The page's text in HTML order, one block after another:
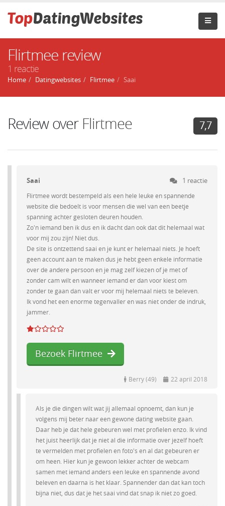
Flirtmee review
1 reactie
Home Datingwebsites Flirtmee Saai
Review over Flirtmee 7,7
Saai 1 reactie
Flirtmee wordt bestempeld als een hele leuke en spannende
website die bedoelt is voor mensen die wel van een beetje
spanning achter gesloten deuren houden.
Zo'n iemand ben ik dus en ik dacht dan ook dat dit helemaal wat
voor mij zou zijn! Niet dus.
De site is ontzettend saai en je kunt er helemaal niets. Je hoeft
geen account aan te maken dus je hebt geen enkele informatie
over de andere persoon en je mag zelf kiezen of je met of
zonder cam wilt en wanneer iemand er dan voor kiest om
zonder te gaan dan valt er voor mij helemaal niets te beleven.
Ik vond het een enorme tegenvaller en was niet onder de indruk,
jammer.
Bezoek Flirtmee
Berry (49) 22 april 2018
Als je die dingen wilt wat jij allemaal opnoemt, dan kun je
volgens mij beter naar een gewone dating website gaan.
Daar heb je dat hele gebeuren wel met profielen enzo. Ik vind
het juist heerlijk dat je niet al die informatie over jezelf hoeft
te vermelden met profielen en foto's en al dat gebeuren er
om heen. Hier kun je gewoon lekker achter de webcam
samen met iemand anders een leuke en spannende avond
beleven en daarna is het klaar. Spannender dan dat kan toch
bijna niet, dus dat je het saai vind dat snap ik niet zo goed.